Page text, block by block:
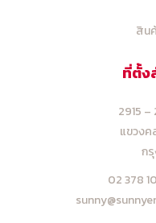
สิน
ที่ตั้ง
2915 –
แขวงค
ก
02 378